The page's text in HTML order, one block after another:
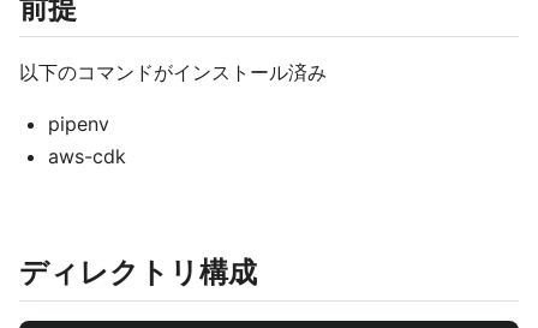
前提
以下のコマンドがインストール済み
pipenv
aws-cdk
ディレクトリ構成